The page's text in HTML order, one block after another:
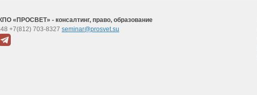
«ПРОСВЕТ» - консалтинг, право, образование
+7(812) 703-8327 seminar@prosvet.su